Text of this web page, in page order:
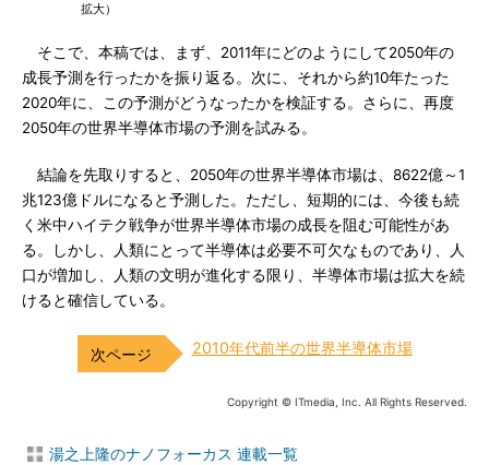
拡大）
そこで、本稿では、まず、2011年にどのようにして2050年の
成長予測を行ったかを振り返る。次に、それから約10年たった
2020年に、この予測がどうなったかを検証する。さらに、再度
2050年の世界半導体市場の予測を試みる。
結論を先取りすると、2050年の世界半導体市場は、8622億～1
兆123億ドルになると予測した。ただし、短期的には、今後も続
く米中ハイテク戦争が世界半導体市場の成長を阻む可能性があ
る。しかし、人類にとって半導体は必要不可欠なものであり、人
口が増加し、人類の文明が進化する限り、半導体市場は拡大を続
けると確信している。
2010年代前半の世界半導体市場
Copyright © ITmedia, Inc. All Rights Reserved.
湯之上隆のナノフォーカス 連載一覧